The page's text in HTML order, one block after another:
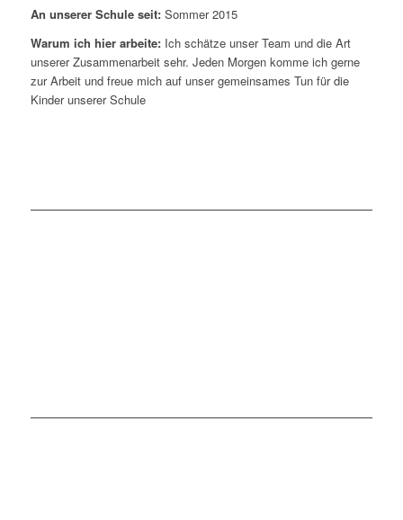
An unserer Schule seit: Sommer 2015
Warum ich hier arbeite: Ich schätze unser Team und die Art
unserer Zusammenarbeit sehr. Jeden Morgen komme ich gerne
zur Arbeit und freue mich auf unser gemeinsames Tun für die
Kinder unserer Schule